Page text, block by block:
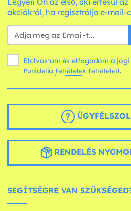
Legyen Ön az első, aki értesül
akciókról, ha regisztrálja e-mail-
Elolvastam és elfogadom a
Funidelia feltételek feltételeit.
RENDELÉS
SEGÍTSÉGRE VAN